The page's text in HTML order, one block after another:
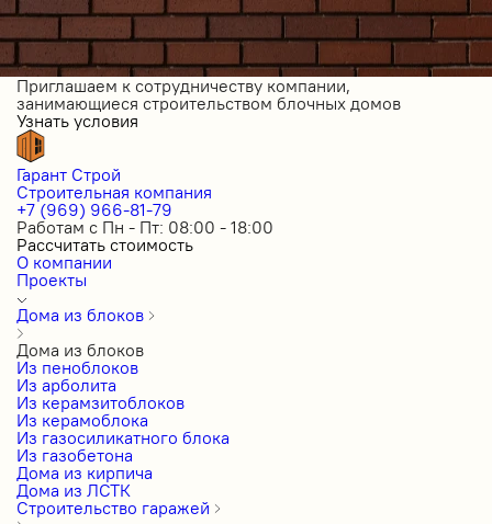
Приглашаем к сотрудничеству компании,
занимающиеся строительством блочных домов
Узнать условия
Гарант Строй
Строительная компания
+7 (969) 966-81-79
Работам с Пн - Пт: 08:00 - 18:00
Рассчитать стоимость
О компании
Проекты
Дома из блоков
Дома из блоков
Из пеноблоков
Из арболита
Из керамзитоблоков
Из керамоблока
Из газосиликатного блока
Из газобетона
Дома из кирпича
Дома из ЛСТК
Строительство гаражей